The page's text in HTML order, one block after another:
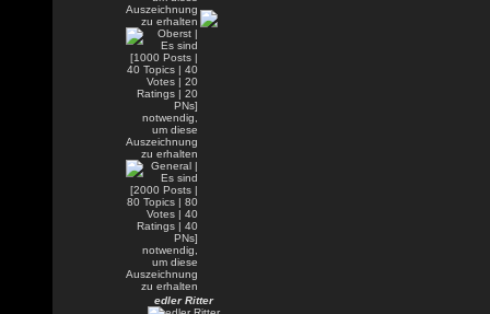
edler Ritter